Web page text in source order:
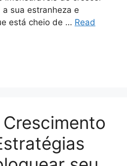
sua estranheza e
está cheio de … Read